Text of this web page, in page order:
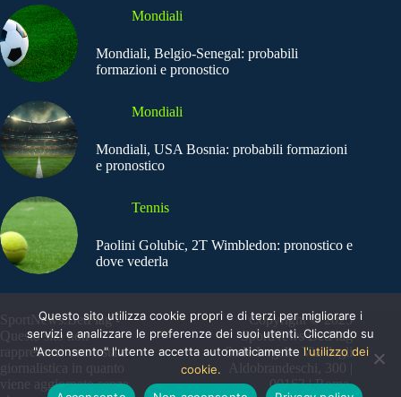
Mondiali
Mondiali, Belgio-Senegal: probabili
formazioni e pronostico
Mondiali
Mondiali, USA Bosnia: probabili formazioni
e pronostico
Tennis
Paolini Golubic, 2T Wimbledon: pronostico e
dove vederla
SportNews.BetFlag -
Questo sito non
rappresenta una testata
giornalistica in quanto
viene aggiornato senza
Copyright © 2025
SportNews BetFlag
Sede Legale: Via degli
Aldobrandeschi, 300 |
00163 | Roma
Questo sito utilizza cookie propri e di terzi per migliorare i
servizi e analizzare le preferenze dei suoi utenti. Cliccando su
"Acconsento" l'utente accetta automaticamente l'utilizzo dei
cookie.